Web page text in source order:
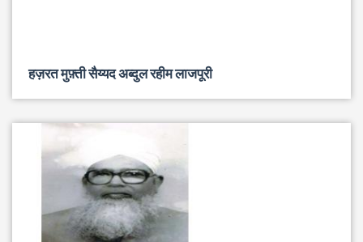
हज़रत मुफ़्ती सैय्यद अब्दुल रहीम लाजपूरी